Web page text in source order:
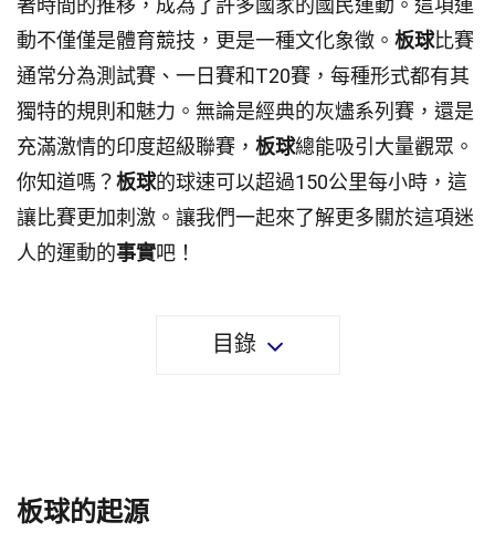
著時間的推移，成為了許多國家的國民運動。這項運
動不僅僅是體育競技，更是一種文化象徵。 板球比賽
通常分為測試賽、一日賽和T20賽，每種形式都有其
獨特的規則和魅力。無論是經典的灰燼系列賽，還是
充滿激情的印度超級聯賽， 板球總能吸引大量觀眾。
你知道嗎？板球的球速可以超過150公里每小時，這
讓比賽更加刺激。讓我們一起來了解更多關於這項迷
人的運動的事實吧！
目錄
板球的起源